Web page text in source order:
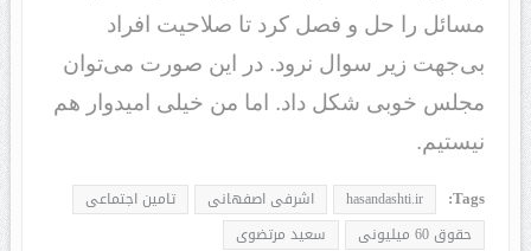
مسائل را حل و فصل کرد تا صلاحیت افراد
بی‌جهت زیر سوال نرود. در این صورت می‌توان
مجلس خوبی شکل داد. اما من خیلی امیدوار هم
نیستیم.
Tags:
hasandashti.ir اشرفی اصفهانی
تامین اجتماعی
حقوق 60 میلیونی
سعید مرتضوی